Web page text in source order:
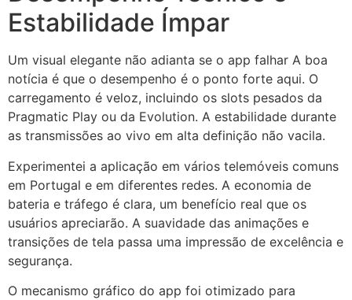
Estabilidade Ímpar
Um visual elegante não adianta se o app falhar A boa
notícia é que o desempenho é o ponto forte aqui. O
carregamento é veloz, incluindo os slots pesados da
Pragmatic Play ou da Evolution. A estabilidade durante
as transmissões ao vivo em alta definição não vacila.
Experimentei a aplicação em vários telemóveis comuns
em Portugal e em diferentes redes. A economia de
bateria e tráfego é clara, um benefício real que os
usuários apreciarão. A suavidade das animações e
transições de tela passa uma impressão de excelência e
segurança.
O mecanismo gráfico do app foi otimizado para